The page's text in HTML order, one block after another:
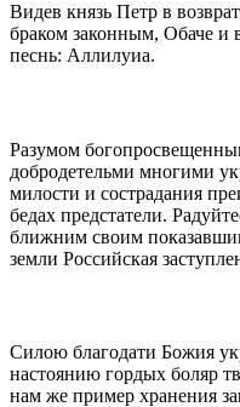
Видев князь Петр в
браком законным, Обаче и
песнь: Аллилуиа.
Разумом
добродетельми многими
милости и сострадания
бедах предстатели.
ближним своим
земли Российская
Силою благодати Божия
настоянию гордых боляр
нам же пример хранения